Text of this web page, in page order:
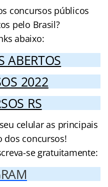
concursos públicos
pelo Brasil?
abaixo:
ABERTOS
2022
RS
celular as principais
dos concursos!
se gratuitamente: